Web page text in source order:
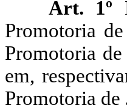
Art. 1º
Promotoria
Promotoria
em,
Promotoria de